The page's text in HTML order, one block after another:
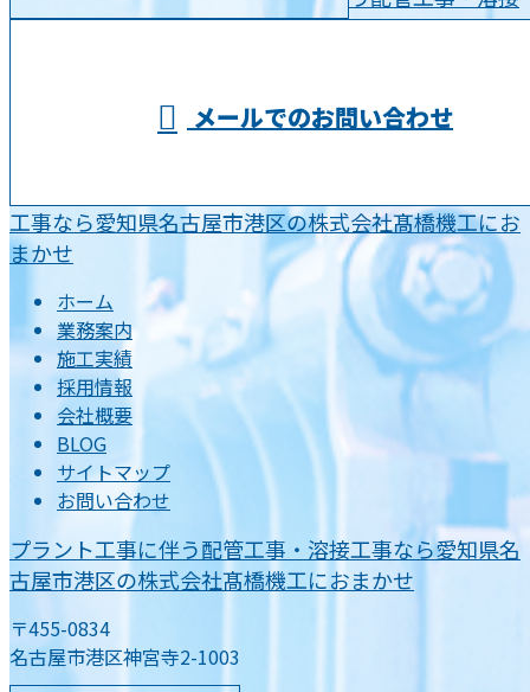
メールでのお問い合わせ
工事なら愛知県名古屋市港区の株式会社髙橋機工にお
まかせ
ホーム
業務案内
施工実績
採用情報
会社概要
BLOG
サイトマップ
お問い合わせ
プラント工事に伴う配管工事・溶接工事なら愛知県名
古屋市港区の株式会社髙橋機工におまかせ
〒455-0834
名古屋市港区神宮寺2-1003